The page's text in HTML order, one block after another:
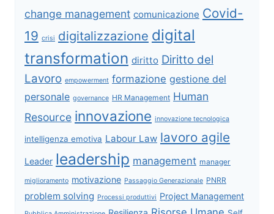
change management comunicazione Covid-
19 crisi digitalizzazione digital
transformation diritto Diritto del
Lavoro empowerment formazione gestione del
personale governance HR Management Human
Resource innovazione innovazione tecnologica
intelligenza emotiva Labour Law lavoro agile
Leader leadership management manager
miglioramento motivazione Passaggio Generazionale PNRR
problem solving Processi produttivi Project Management